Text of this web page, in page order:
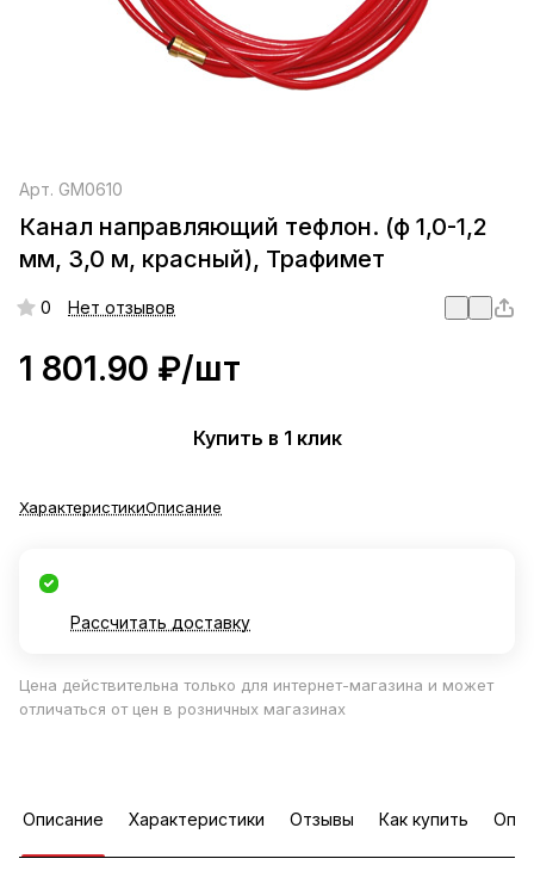
Арт. GM0610
Канал направляющий тефлон. (ф 1,0-1,2
мм, 3,0 м, красный), Трафимет
0 Нет отзывов
1 801.90 ₽/шт
Купить в 1 клик
ХарактеристикиОписание
Рассчитать доставку
Цена действительна только для интернет-магазина и может
отличаться от цен в розничных магазинах
Описание Характеристики Отзывы Как купить